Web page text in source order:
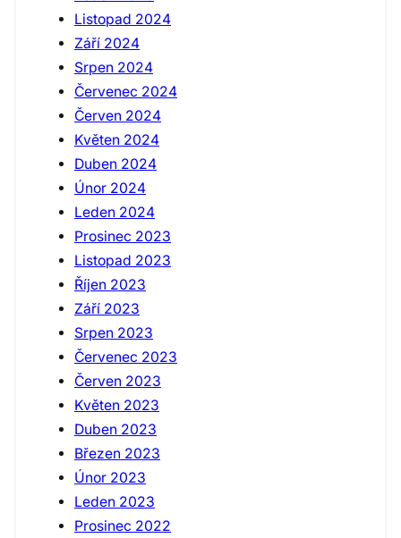
Listopad 2024
Září 2024
Srpen 2024
Červenec 2024
Červen 2024
Květen 2024
Duben 2024
Únor 2024
Leden 2024
Prosinec 2023
Listopad 2023
Říjen 2023
Září 2023
Srpen 2023
Červenec 2023
Červen 2023
Květen 2023
Duben 2023
Březen 2023
Únor 2023
Leden 2023
Prosinec 2022